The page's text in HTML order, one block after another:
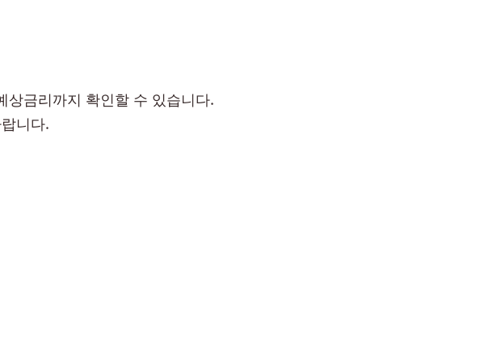
상금리까지 확인할 수 있습니다.
니다.